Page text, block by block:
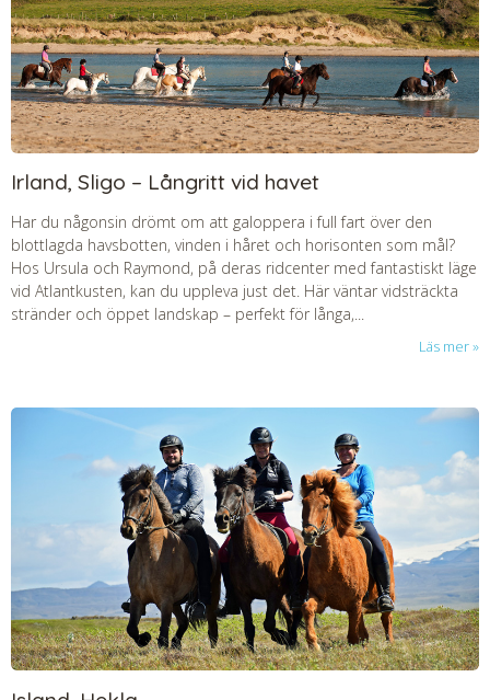
Irland, Sligo – Långritt vid havet
Har du någonsin drömt om att galoppera i full fart över den
blottlagda havsbotten, vinden i håret och horisonten som mål?
Hos Ursula och Raymond, på deras ridcenter med fantastiskt läge
vid Atlantkusten, kan du uppleva just det. Här väntar vidsträckta
stränder och öppet landskap – perfekt för långa,...
Läs mer